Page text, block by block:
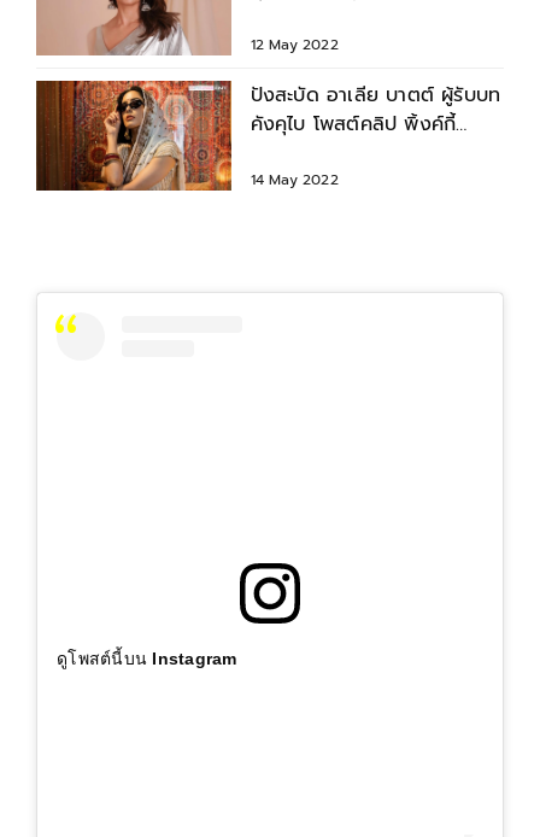
12 May 2022
ปังสะบัด อาเลีย บาตต์ ผู้รับบท
คังคุไบ โพสต์คลิป พิ้งค์กี้
14 May 2022
ดูโพสต์นี้บน Instagram